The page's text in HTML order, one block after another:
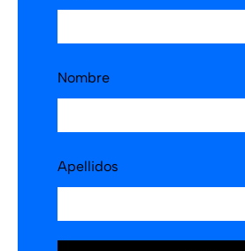
Nombre
Apellidos